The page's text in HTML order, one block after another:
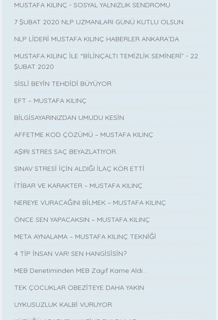
MUSTAFA KILINÇ - SOSYAL YALNIZLIK SENDROMU
7 ŞUBAT 2020 NLP UZMANLARI GÜNÜ KUTLU OLSUN
NLP LİDERİ MUSTAFA KILINÇ HABERLER ANKARA’DA
MUSTAFA KILINÇ İLE “BİLİNÇALTI TEMİZLİK SEMİNERİ” - 22
ŞUBAT 2020
SİSLİ BEYİN TEHDİDİ BÜYÜYOR
EFT – MUSTAFA KILINÇ
BİLGİSAYARINIZDAN UMUDU KESİN
AFFETME KOD ÇÖZÜMÜ – MUSTAFA KILINÇ
AŞIRI STRES SAÇ BEYAZLATIYOR.
SINAV STRESİ İÇİN ALDIĞI İLAÇ KÖR ETTİ
İTİBAR VE KARAKTER – MUSTAFA KILINÇ
NEREYE VURACAĞINI BİLMEK – MUSTAFA KILINÇ
ÖNCE SEN YAPACAKSIN – MUSTAFA KILINÇ
META AYNALAMA – MUSTAFA KILINÇ TEKNİĞİ
4 TİP İNSAN VAR! SEN HANGİSİSİN?
MEB Denetiminden MEB Zayıf Karne Aldı…
TEK ÇOCUKLAR OBEZİTEYE DAHA YAKIN
UYKUSUZLUK KALBİ VURUYOR